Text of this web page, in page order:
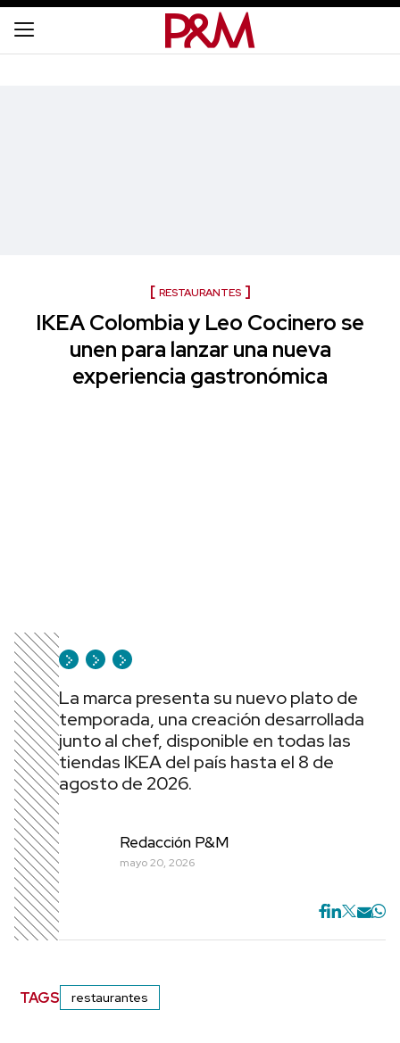
RESTAURANTES
IKEA Colombia y Leo Cocinero se
unen para lanzar una nueva
experiencia gastronómica
La marca presenta su nuevo plato de
temporada, una creación desarrollada
junto al chef, disponible en todas las
tiendas IKEA del país hasta el 8 de
agosto de 2026.
Redacción P&M
mayo 20, 2026
TAGS restaurantes